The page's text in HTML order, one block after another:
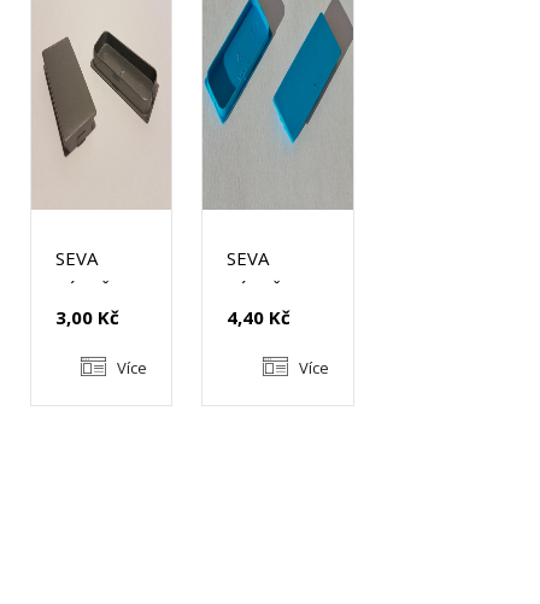
SEVA
VÝPLŇ
OBDÉLNÍK
24/43
3,00 Kč
Více
SEVA
VÝPLŇ
OBDÉLNÍK
24/43 -
4,40 Kč
Více